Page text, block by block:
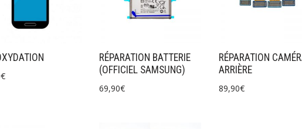
€
RÉPARATION BATTERIE
(OFFICIEL SAMSUNG)
69,90€
RÉPARATION
ARRIÈRE
89,90€